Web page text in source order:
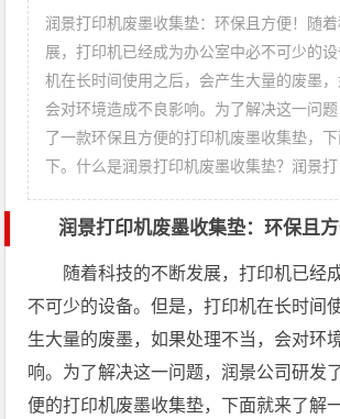
润景打印机废墨收集垫：环保且方便！随
展，打印机已经成为办公室中必不可少的
机在长时间使用之后，会产生大量的废墨，
会对环境造成不良影响。为了解决这一问
了一款环保且方便的打印机废墨收集垫，
下。什么是润景打印机废墨收集垫？润景打
润景打印机废墨收集垫：环保且方
随着科技的不断发展，打印机已经
不可少的设备。但是，打印机在长时间
生大量的废墨，如果处理不当，会对环
响。为了解决这一问题，润景公司研发
便的打印机废墨收集垫，下面就来了解